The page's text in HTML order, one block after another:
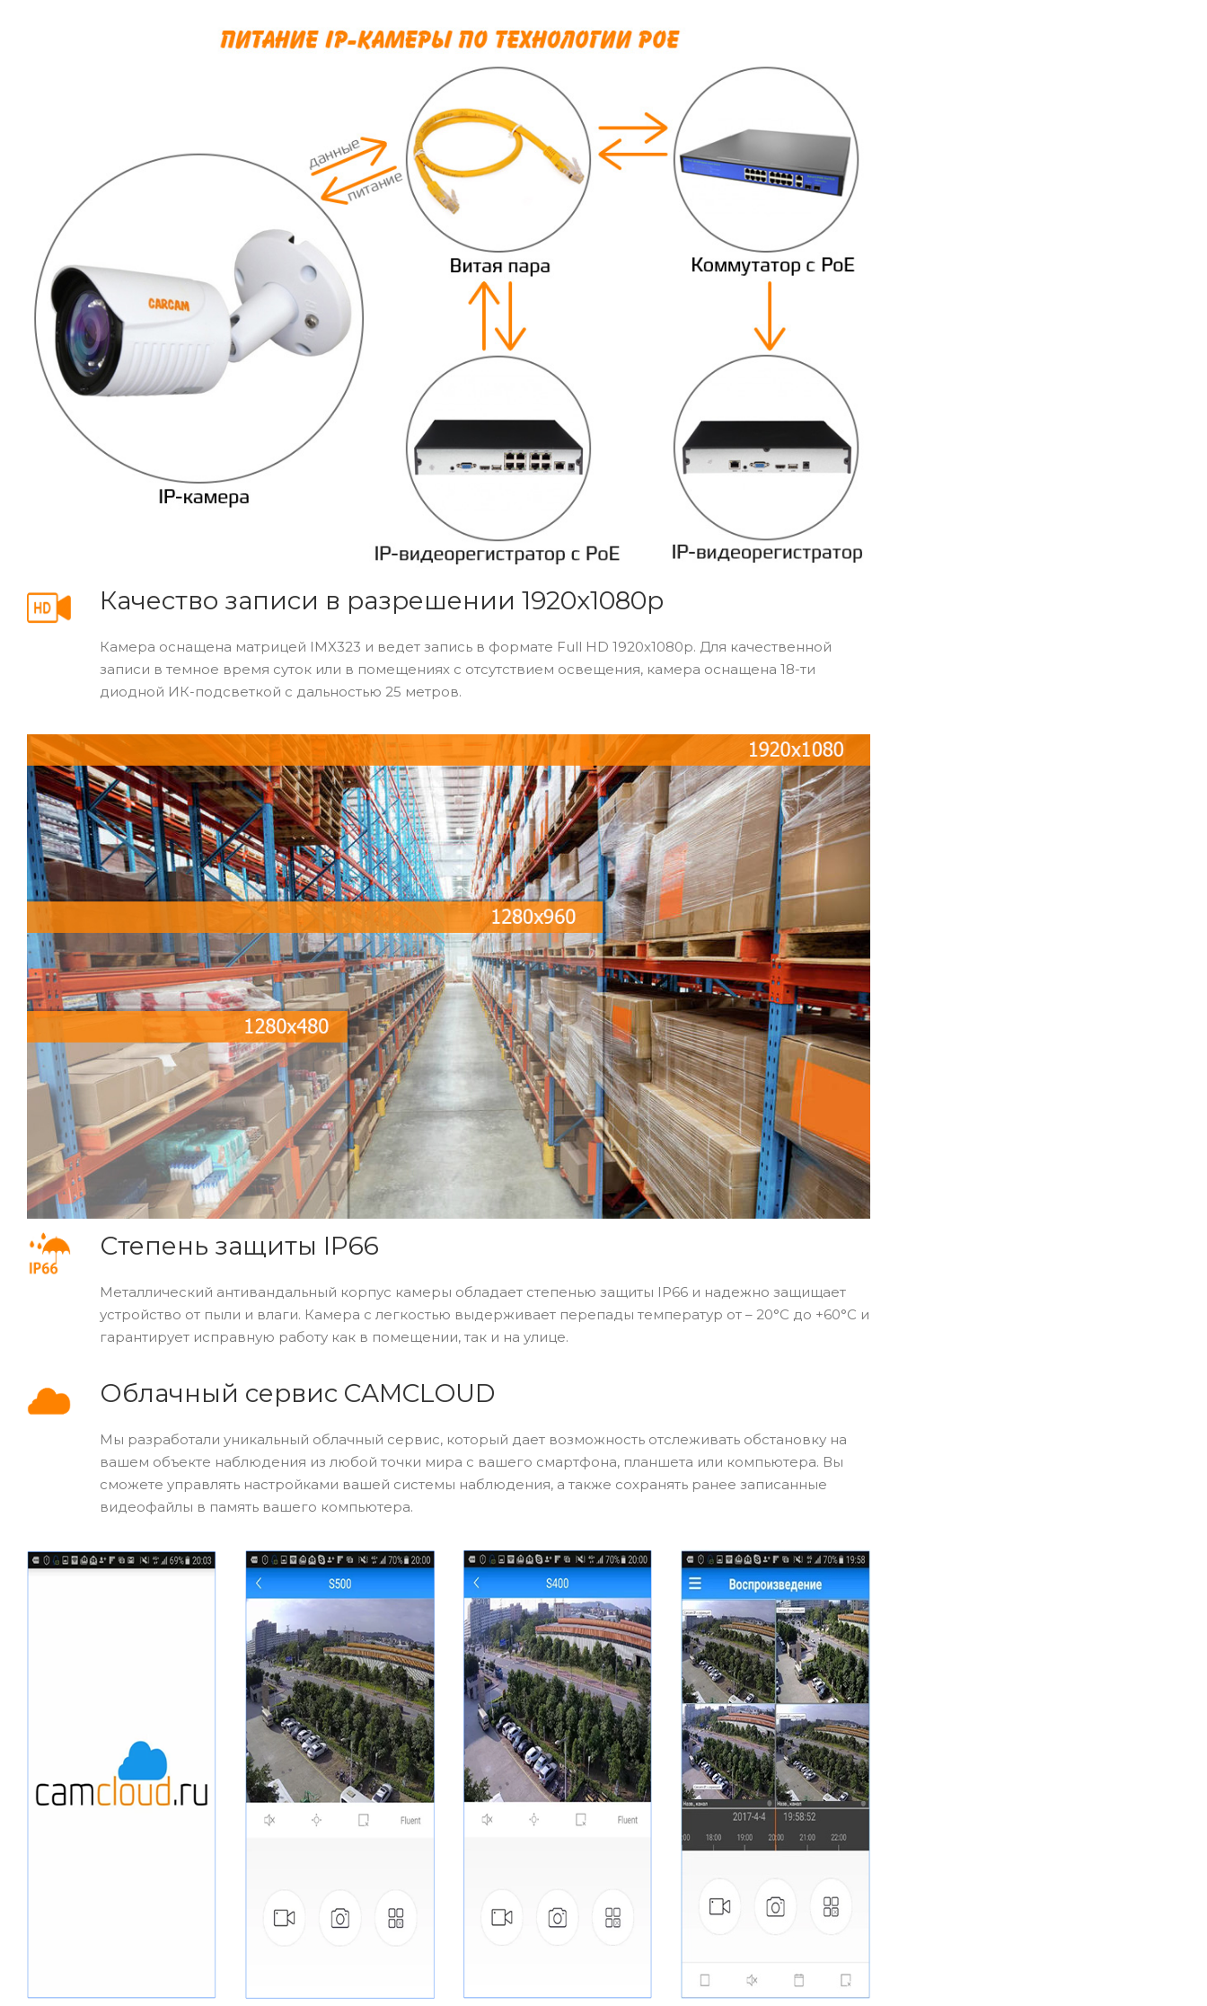
Качество записи в разрешении 1920x1080p
Камера оснащена матрицей IMX323 и ведет запись в формате Full HD 1920x1080p. Для качественной
записи в темное время суток или в помещениях с отсутствием освещения, камера оснащена 18-ти
диодной ИК-подсветкой с дальностью 25 метров.
Степень защиты IP66
Металлический антивандальный корпус камеры обладает степенью защиты IP66 и надежно защищает
устройство от пыли и влаги. Камера с легкостью выдерживает перепады температур от – 20°C до +60°C и
гарантирует исправную работу как в помещении, так и на улице.
Облачный сервис CAMCLOUD
Мы разработали уникальный облачный сервис, который дает возможность отслеживать обстановку на
вашем объекте наблюдения из любой точки мира с вашего смартфона, планшета или компьютера. Вы
сможете управлять настройками вашей системы наблюдения, а также сохранять ранее записанные
видеофайлы в память вашего компьютера.